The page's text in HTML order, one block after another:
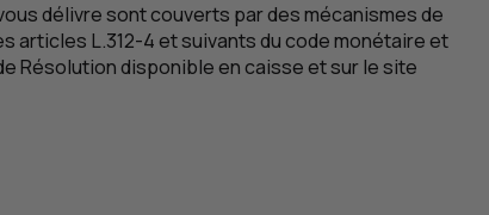
délivre sont couverts par des mécanismes de
articles L.312-4 et suivants du code monétaire et
Résolution disponible en caisse et sur le site